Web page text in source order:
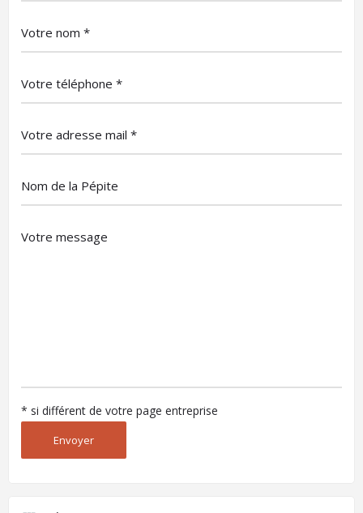
* si différent de votre page entreprise